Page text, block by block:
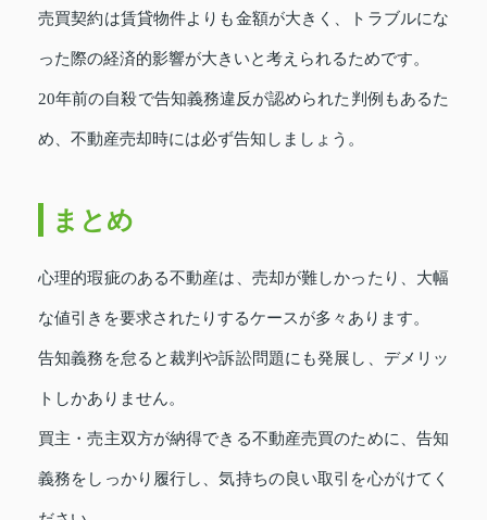
売買契約は賃貸物件よりも金額が大きく、トラブルにな
った際の経済的影響が大きいと考えられるためです。
20年前の自殺で告知義務違反が認められた判例もあるた
め、不動産売却時には必ず告知しましょう。
まとめ
心理的瑕疵のある不動産は、売却が難しかったり、大幅
な値引きを要求されたりするケースが多々あります。
告知義務を怠ると裁判や訴訟問題にも発展し、デメリッ
トしかありません。
買主・売主双方が納得できる不動産売買のために、告知
義務をしっかり履行し、気持ちの良い取引を心がけてく